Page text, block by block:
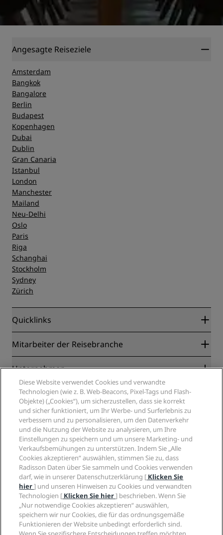
Angesagte Reiseziele
Amsterdam
Bangkok
Bangalore
Berlin
Budapest
Kopenhagen
Dubai
Dublin
Gran Canaria
Istanbul
London
Manchester
Mailand
Neu-Delhi
Oslo
Paris
Riga
Schanghai
Stockholm
Sydney
Zürich
Quicklinks
Radisson Rewards
Blog
Neue und aufstrebende Hotels
Radisson Hotels APP
„Sports Approved“-Hotels
Familienfreundliche Hotels
Gesundheit & Sicherheit
Mitarbeiter der Reisebranche
Partner
Reisebüros
Unternehmen
Radisson Hotel Group
Medien
Karriere RHG
Karriere PPHE
Karrieren EHL
The Club by RHG
Entwicklungsmöglichkeiten
Responsible Business – Unser Engagement
Einkauf
Rechtliches
Privacy Centre
Rechtliche Hinweise
Radisson Rewards Geschäftsbedingungen
Website-Nutzungsvereinbarung
Digitale Barrierefreiheit
Moderne Sklaverei – Erklärung
Hilfe
Verbrauchermeldungen
Kontakt
FAQ
Inhaltsübersicht
Soziale Medien
Marken von Radisson Hotels
Diese Website verwendet Cookies und verwandte
Technologien (wie z. B. Web-Beacons, Pixel-Tags und Flash-
Objekte) („Cookies“), um sicherzustellen, dass sie korrekt
und sicher funktioniert, um Ihr Werbe- und Surferlebnis zu
verbessern und zu personalisieren, um den Datenverkehr
und die Nutzung der Website zu analysieren, um Ihre
Einstellungen zu speichern und um unsere Marketing- und
Verkaufsbemühungen zu unterstützen. Indem Sie „Alle
Cookies akzeptieren“ auswählen, stimmen Sie zu, dass
Radisson Daten über Sie sammeln und Cookies verwenden
darf, wie in unserer Datenschutzerklärung [ Klicken Sie
hier] und unseren Hinweisen zu Cookies und verwandten
Technologien [ Klicken Sie hier] beschrieben. Wenn Sie
„Nur notwendige Cookies akzeptieren“ auswählen,
speichern wir nur Cookies, die für das ordnungsgemäße
Funktionieren der Website unbedingt erforderlich sind.